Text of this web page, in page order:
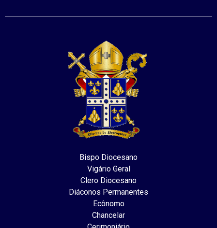
Bispo Diocesano
Vigário Geral
Clero Diocesano
Diáconos Permanentes
Ecônomo
Chancelar